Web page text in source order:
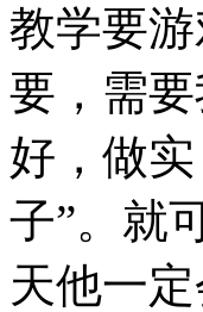
教学要
要，需
好，做
子”。就
天他一